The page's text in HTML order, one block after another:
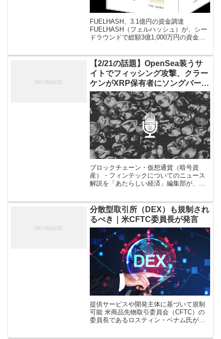
FUELHASH、3.1億円の資金調達
FUELHASH（フェルハッシュ）が、シー
ドラウンドで総額3億1,000万円の資金調
ループヘッド紺野勝弥 […]
【2/21の話題】OpenSea装うサ
イトでフィッシング攻撃、クラー
ケンがXRP保有者にソングバード
対応など（音声ニュース）
ブロックチェーン・仮想通貨（暗号資
産）・フィンテックについてのニュース
解説を「あたらしい経済」編集部が、平
信中。ぜひとも各 […]
分散型取引所（DEX）も規制され
るべき｜米CFTC委員長が発言
提供サービスや開発主体に基づいて規制
可能 米商品先物取引委員会（CFTC）の
委員長であるロスティン・ベナム氏が